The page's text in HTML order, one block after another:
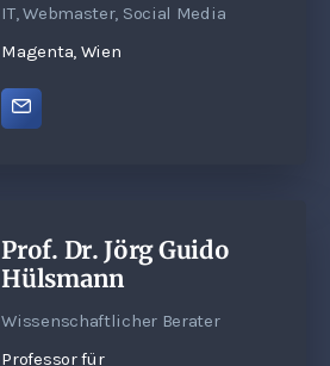
IT, Webmaster, Social Media
Magenta, Wien
Prof. Dr. Jörg Guido
Hülsmann
Wissenschaftlicher Berater
Professor für